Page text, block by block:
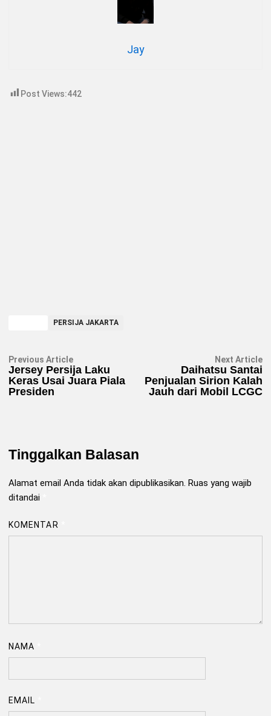
Jay
Post Views:442
PERSIJA JAKARTA
Navigasi
pos
Previous ArticlePrevious
article:
Jersey Persija Laku
Keras Usai Juara Piala
Presiden
Next Article
Daihatsu Santai
Penjualan Sirion Kalah
Jauh dari Mobil LCGC
Tinggalkan Balasan
Alamat email Anda tidak akan dipublikasikan. Ruas yang wajib
ditandai
KOMENTAR
NAMA
EMAIL